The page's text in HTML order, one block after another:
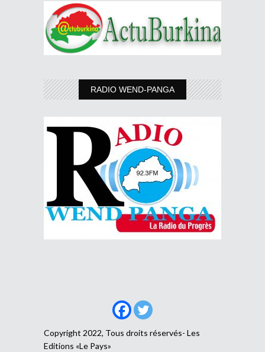
RADIO WEND-PANGA
Copyright 2022, Tous droits réservés- Les
Editions «Le Pays»